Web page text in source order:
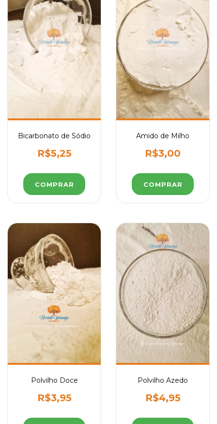
Bicarbonato de Sódio
R$5,25
COMPRAR
Amido de Milho
R$3,00
COMPRAR
Polvilho Doce
R$3,95
Polvilho Azedo
R$4,95